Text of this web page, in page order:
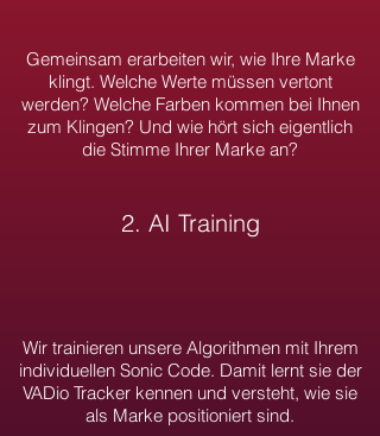
Gemeinsam erarbeiten wir, wie Ihre Marke
klingt. Welche Werte müssen vertont
werden? Welche Farben kommen bei Ihnen
zum Klingen? Und wie hört sich eigentlich
die Stimme Ihrer Marke an?
2. AI Training
Wir trainieren unsere Algorithmen mit Ihrem
individuellen Sonic Code. Damit lernt sie der
VADio Tracker kennen und versteht, wie sie
als Marke positioniert sind.